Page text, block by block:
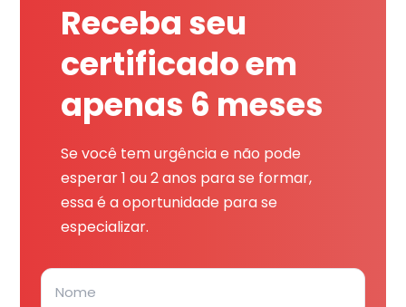
Receba seu
certificado em
apenas 6 meses
Se você tem urgência e não pode
esperar 1 ou 2 anos para se formar,
essa é a oportunidade para se
especializar.